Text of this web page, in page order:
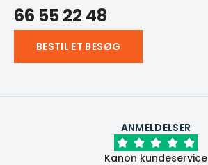
66 55 22 48
BESTIL ET BESØG
ANMELDELSER
Kanon kundeservice